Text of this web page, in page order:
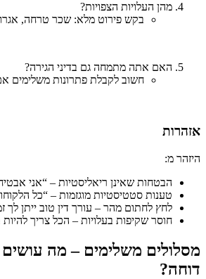
מהן העלויות הצפויות?
בקש פירוט מלא: שכר טרחה,
האם אתה מתמחה גם בדיני הגירה?
חשוב לקבלת פתרונות משלימים
אזהרות
היזהר מ:
הבטחות שאינן ריאליסטיות – “אני
טענות סטטיסטיות מוגזמות – “כל
לחץ לחתום מהר – עורך דין טוב ייתן לך
חוסר שקיפות בעלויות – הכל צריך
מסלולים משלימים – מה
דוחה?